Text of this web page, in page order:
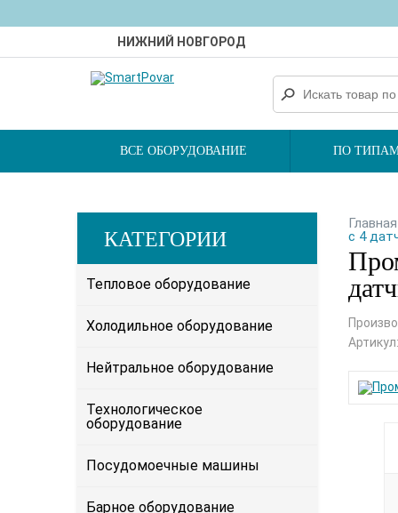
НИЖНИЙ НОВГОРОД
ВСЕ ОБОРУДОВАНИЕ ПО
КАТЕГОРИИ
Тепловое оборудование
Холодильное оборудование
Нейтральное оборудование
Технологическое
оборудование
Посудомоечные машины
Барное оборудование
Главная
с 4
Артикул: